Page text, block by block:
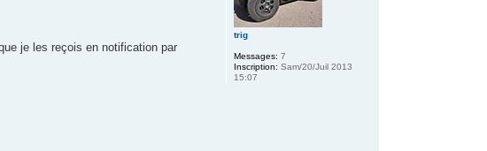
je les reçois en notification par
trig
Messages: 7
Inscription: Sam/20/Juil 2013
15:07